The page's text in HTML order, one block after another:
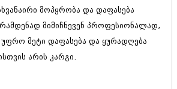
მოპყრობა და დაფასება
მიმიჩნევენ პროფესიონალად,
მეტი დაფასება და ყურადღება
არის კარგი.